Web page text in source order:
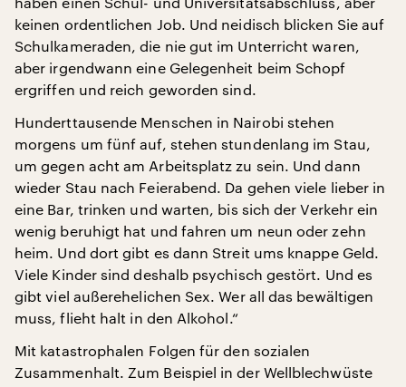
keinen ordentlichen Job. Und neidisch blicken Sie auf
Schulkameraden, die nie gut im Unterricht waren,
aber irgendwann eine Gelegenheit beim Schopf
ergriffen und reich geworden sind.
Hunderttausende Menschen in Nairobi stehen
morgens um fünf auf, stehen stundenlang im Stau,
um gegen acht am Arbeitsplatz zu sein. Und dann
wieder Stau nach Feierabend. Da gehen viele lieber in
eine Bar, trinken und warten, bis sich der Verkehr ein
wenig beruhigt hat und fahren um neun oder zehn
heim. Und dort gibt es dann Streit ums knappe Geld.
Viele Kinder sind deshalb psychisch gestört. Und es
gibt viel außerehelichen Sex. Wer all das bewältigen
muss, flieht halt in den Alkohol.“
Mit katastrophalen Folgen für den sozialen
Zusammenhalt. Zum Beispiel in der Wellblechwüste